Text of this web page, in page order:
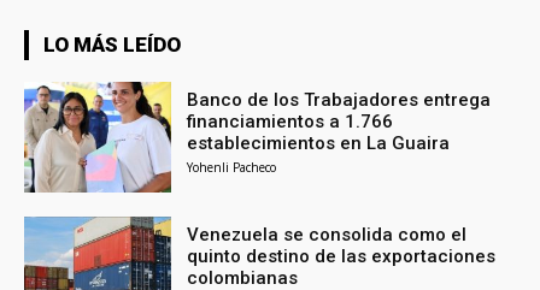
LO MÁS LEÍDO
Banco de los Trabajadores entrega
financiamientos a 1.766
establecimientos en La Guaira
Yohenli Pacheco
Venezuela se consolida como el
quinto destino de las exportaciones
colombianas